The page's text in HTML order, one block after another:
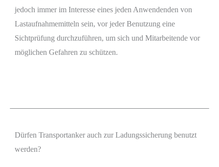
jedoch immer im Interesse eines jeden Anwendenden von
Lastaufnahmemitteln sein, vor jeder Benutzung eine
Sichtprüfung durchzuführen, um sich und Mitarbeitende vor
möglichen Gefahren zu schützen.
Dürfen Transportanker auch zur Ladungssicherung benutzt
werden?